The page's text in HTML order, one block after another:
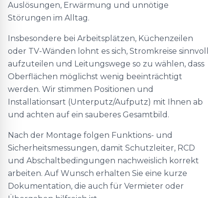
Auslösungen, Erwärmung und unnötige
Störungen im Alltag.
Insbesondere bei Arbeitsplätzen, Küchenzeilen
oder TV-Wänden lohnt es sich, Stromkreise sinnvoll
aufzuteilen und Leitungswege so zu wählen, dass
Oberflächen möglichst wenig beeinträchtigt
werden. Wir stimmen Positionen und
Installationsart (Unterputz/Aufputz) mit Ihnen ab
und achten auf ein sauberes Gesamtbild.
Nach der Montage folgen Funktions- und
Sicherheitsmessungen, damit Schutzleiter, RCD
und Abschaltbedingungen nachweislich korrekt
arbeiten. Auf Wunsch erhalten Sie eine kurze
Dokumentation, die auch für Vermieter oder